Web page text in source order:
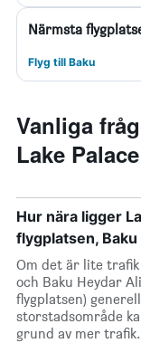
Närmsta
Flyg till Baku
Vanliga
Lake
Hur nära ligger
flygplatsen,
Om det är lite trafik
och Baku Heydar
flygplatsen)
storstadsområde
grund av mer trafik.